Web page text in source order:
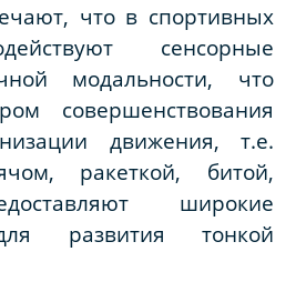
что в спортивных
сенсорные
модальности, что
совершенствования
движения, т.е.
ракеткой, битой,
широкие
развития тонкой